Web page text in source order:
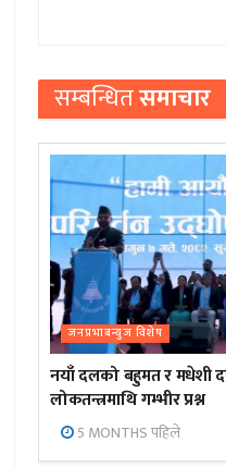
सम्बन्धितसमाचार
जनप्रभाबन्युज विशेष
नयाँ दलको बहुमत र मधेशी
लोकतन्त्रमाथि गम्भीर प्रश्न
5 MONTHS पहिले